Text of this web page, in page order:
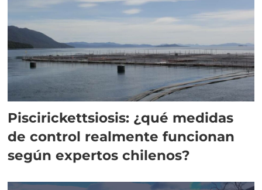
Piscirickettsiosis: ¿qué medidas
de control realmente funcionan
según expertos chilenos?